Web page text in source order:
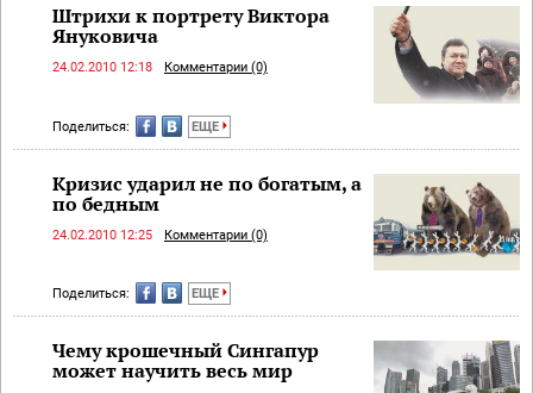
Штрихи к портрету Виктора
Януковича
24.02.2010 12:18 Комментарии (0)
Поделиться: ЕЩЕ
Кризис ударил не по богатым, а
по бедным
24.02.2010 12:25 Комментарии (0)
Поделиться: ЕЩЕ
Чему крошечный Сингапур
может научить весь мир